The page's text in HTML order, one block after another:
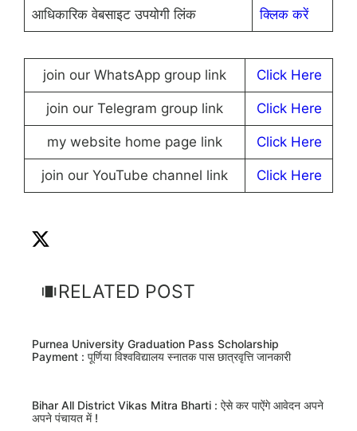
आधिकारिक वेबसाइट उपयोगी लिंक क्लिक करें
join our WhatsApp group link Click Here
join our Telegram group link Click Here
my website home page link Click Here
join our YouTube channel link Click Here
RELATED POST
Purnea University Graduation Pass Scholarship
Payment : पूर्णिया विश्वविद्यालय स्नातक पास छात्रवृत्ति जानकारी
Bihar All District Vikas Mitra Bharti : ऐसे कर पाऐंगे आवेदन अपने
अपने पंचायत में !